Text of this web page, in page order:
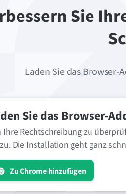
Sie
Laden Sie das Browser-
Sie das Browser-
Ihre Rechtschreibung zu
Die Installation geht ganz
Zu Chrome hinzufügen